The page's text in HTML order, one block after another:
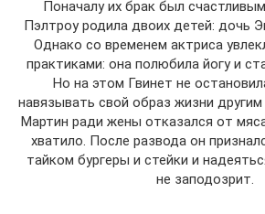
Поначалу их брак был
Пэлтроу родила двоих детей: дочь
Однако со временем актриса
практиками: она полюбила йогу и
Но на этом Гвинет не
навязывать свой образ жизни
Мартин ради жены отказался от
хватило. После развода он
тайком бургеры и стейки и
не заподозрит.